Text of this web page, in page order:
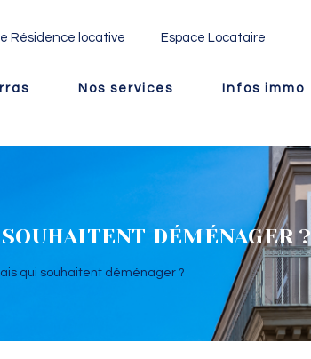
Résidence locative Espace Locataire
Nos services Infos immo
DÉMÉNAGER ?
qui souhaitent déménager ?